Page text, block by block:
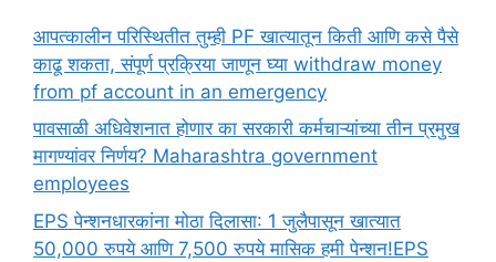
आपत्कालीन परिस्थितीत तुम्ही PF खात्यातून किती आणि कसे पैसे
काढू शकता, संपूर्ण प्रक्रिया जाणून घ्या withdraw money
from pf account in an emergency
पावसाळी अधिवेशनात होणार का सरकारी कर्मचाऱ्यांच्या तीन प्रमुख
मागण्यांवर निर्णय? Maharashtra government
employees
EPS पेन्शनधारकांना मोठा दिलासा: 1 जुलैपासून खात्यात
50,000 रुपये आणि 7,500 रुपये मासिक हमी पेन्शन!EPS